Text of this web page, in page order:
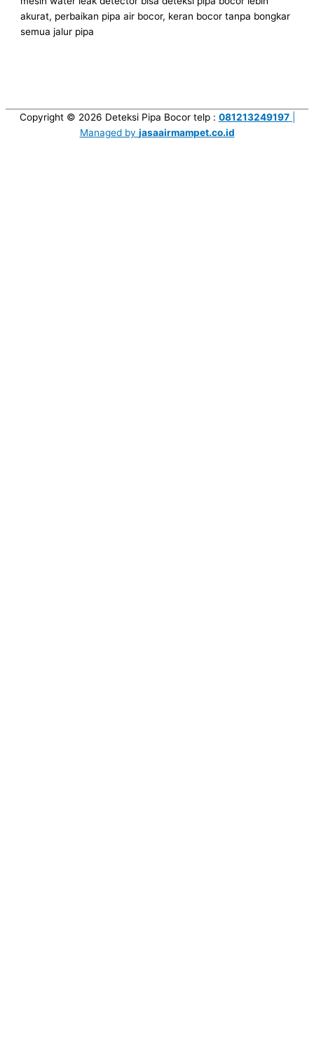
akurat, perbaikan pipa air bocor, keran bocor tanpa bongkar
semua jalur pipa
Copyright © 2026 Deteksi Pipa Bocortelp : 081213249197|
Managed by jasaairmampet.co.id